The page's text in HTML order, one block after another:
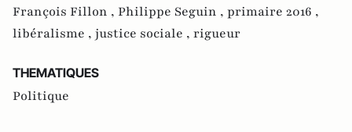
François Fillon , Philippe Seguin , primaire 2016 ,
libéralisme , justice sociale , rigueur
THEMATIQUES
Politique